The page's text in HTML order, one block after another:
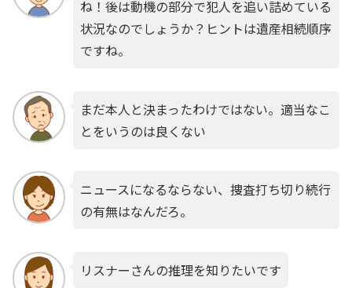
ね！後は動機の部分で犯人を追い詰めている
状況なのでしょうか？ヒントは遺産相続順序
ですね。
まだ本人と決まったわけではない。適当なこ
とをいうのは良くない
ニュースになるならない、捜査打ち切り続行
の有無はなんだろ。
リスナーさんの推理を知りたいです